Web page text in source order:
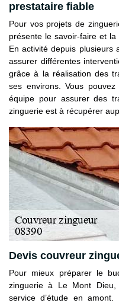
prestataire fiable
Pour vos projets de
présente le savoir-faire et la
En activité depuis plusieurs
assurer différentes
grâce à la réalisation des
ses environs. Vous
équipe pour assurer des
zinguerie est à récupérer
Devis couvreur
Pour mieux préparer le
zinguerie à Le Mont
service d’étude en